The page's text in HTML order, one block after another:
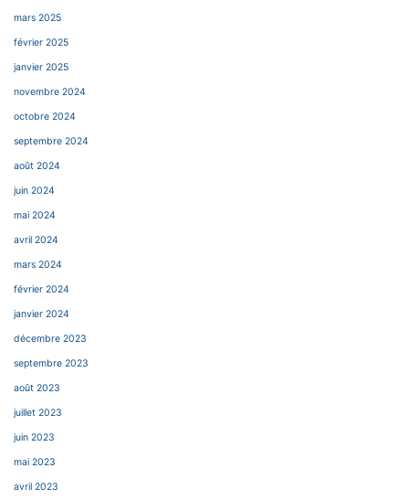
mars 2025
février 2025
janvier 2025
novembre 2024
octobre 2024
septembre 2024
août 2024
juin 2024
mai 2024
avril 2024
mars 2024
février 2024
janvier 2024
décembre 2023
septembre 2023
août 2023
juillet 2023
juin 2023
mai 2023
avril 2023